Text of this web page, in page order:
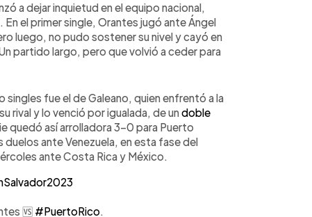
a dejar inquietud en el equipo nacional,
el primer single, Orantes jugó ante Ángel
luego, no pudo sostener su nivel y cayó en
partido largo, pero que volvió a ceder para
fue el de Galeano, quien enfrentó a la
rival y lo venció por igualada, de undoble
quedó así arrolladora 3-0 para Puerto
duelos ante Venezuela, en esta fase del
ante Costa Rica y México.
🆚️ #PuertoRico.